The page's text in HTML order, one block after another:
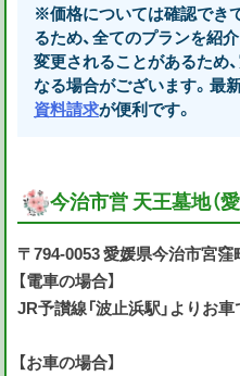
※価格については確認でき
るため、全てのプランを紹
変更されることがあるため
なる場合がございます。最
資料請求が便利です。
今治市営 天王墓地（
〒794-0053 愛媛県今治市宮
【電車の場合】
JR予讃線「波止浜駅」よりお
【お車の場合】